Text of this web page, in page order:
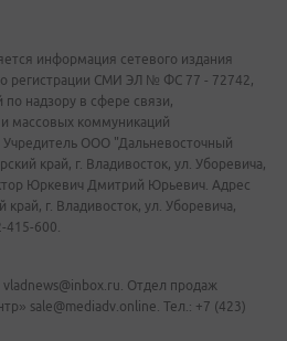
информация сетевого издания
о регистрации СМИ ЭЛ № ФС 77 - 72742,
надзору в сфере связи,
массовых коммуникаций
Учредитель ООО "Дальневосточный
край, г. Владивосток, ул. Уборевича,
Юркевич Дмитрий Юрьевич. Адрес
г. Владивосток, ул. Уборевича,
415-600.
Отдел продаж
sale@mediadv.online. Тел.: +7 (423)